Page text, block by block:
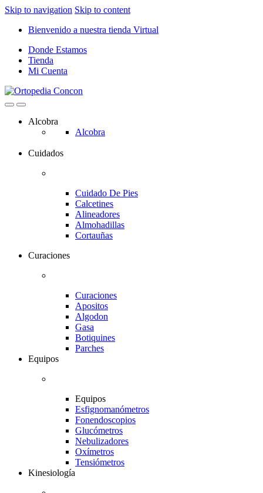
Skip to navigation Skip to content
Bienvenido a nuestra tienda Virtual
Donde Estamos
Tienda
Mi Cuenta
Alcobra
Alcobra
Cuidados
Cuidado De Pies
Calcetines
Alineadores
Almohadillas
Cortauñas
Curaciones
Curaciones
Apositos
Algodon
Gasa
Botiquines
Parches
Equipos
Equipos
Esfignomanómetros
Fonendoscopios
Glucómetros
Nebulizadores
Oxímetros
Tensiómetros
Kinesiología